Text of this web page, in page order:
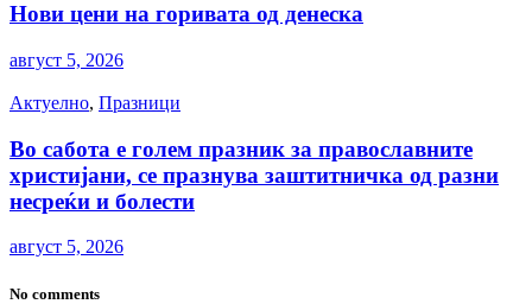
Нови цени на горивата од денеска
август 5, 2026
Актуелно, Празници
Во сабота е голем празник за православните
христијани, се празнува заштитничка од разни
несреќи и болести
август 5, 2026
No comments